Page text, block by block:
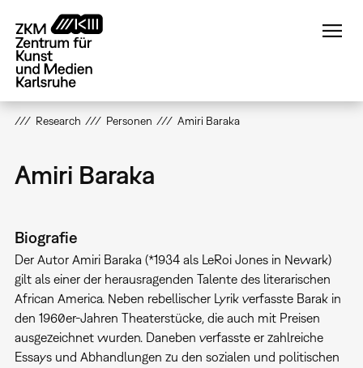
zum
Inhalt
Research Personen Amiri Baraka
Amiri Baraka
Biografie
Der Autor Amiri Baraka (*1934 als LeRoi Jones in Newark)
gilt als einer der herausragenden Talente des literarischen
African America. Neben rebellischer Lyrik verfasste Barak in
den 1960er-Jahren Theaterstücke, die auch mit Preisen
ausgezeichnet wurden. Daneben verfasste er zahlreiche
Essays und Abhandlungen zu den sozialen und politischen